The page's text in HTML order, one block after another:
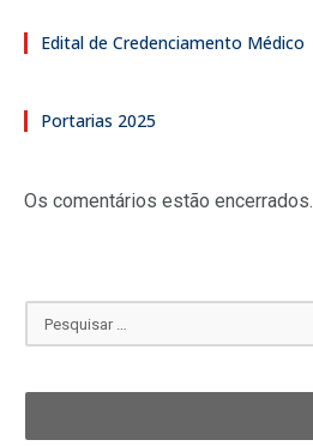
Edital de Credenciamento Médico
Portarias 2025
Os comentários estão encerrados.